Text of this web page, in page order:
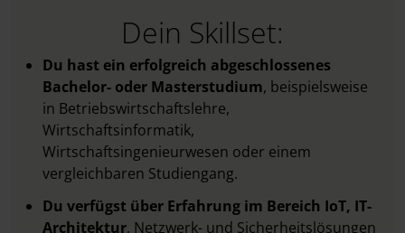
Dein Skillset:
Du hast ein erfolgreich abgeschlossenes
Bachelor- oder Masterstudium, beispielsweise
in Betriebswirtschaftslehre,
Wirtschaftsinformatik,
Wirtschaftsingenieurwesen oder einem
vergleichbaren Studiengang.
Du verfügst über Erfahrung im Bereich IoT, IT-
Architektur, Netzwerk- und Sicherheitslösungen